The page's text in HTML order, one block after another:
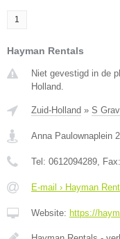
1
Hayman Rentals
Niet gevestigd in de
Holland.
Zuid-Holland » S
Anna Paulownaplein 2
Tel: 0612094289, Fax:
E-mail › Hayman
Website: https://